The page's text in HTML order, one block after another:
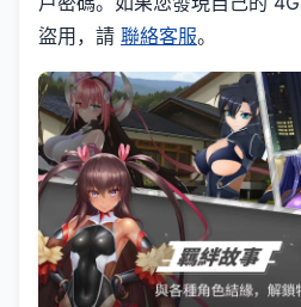
盜用，請 聯絡客服。